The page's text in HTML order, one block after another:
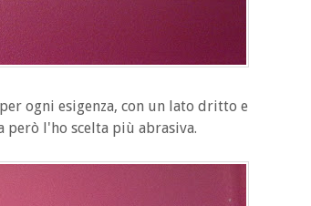
ogni esigenza, con un lato dritto e
l'ho scelta più abrasiva.